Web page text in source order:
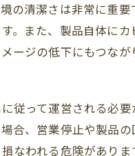
の清潔さは非常に重
。また、製品自体に
ージの低下にもつなが
従って運営される必
合、営業停止や製品
なわれる危険がありま